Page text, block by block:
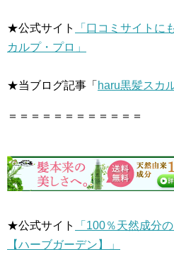
★公式サイト
「口コミサイトに
カルプ・プロ」
★当ブログ記事「 haru黒髪スカ
＝＝＝＝＝＝＝＝＝＝＝＝
★公式サイト
「100％天然成分
【ハーブガーデン】」